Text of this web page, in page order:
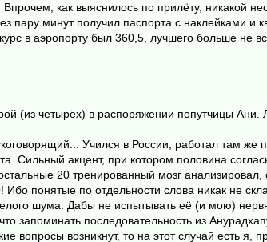
как выяснилось по прилёту, никакой
пару минут получил паспорта с наклейками и
в аэропорту был 360,5, лучшего больше не
(из четырёх) в распоряжении попутчицы Ани.
Учился в России, работал там же
Сильный акцент, при котором половина
20 тренированный мозг анализировал,
понятые по отдельности слова никак не
шума. Дабы не испытывать её (и мою)
запоминать последовательность из
вопросы возникнут, то на этот случай есть я,